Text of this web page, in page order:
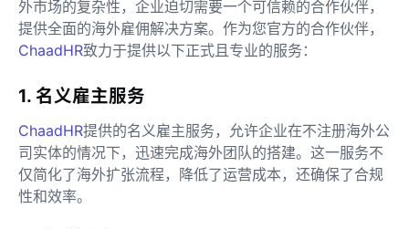
外市场的复杂性，企业迫切需要一个可信赖的合作伙伴，
提供全面的海外雇佣解决方案。作为您官方的合作伙伴，
ChaadHR致力于提供以下正式且专业的服务：
1. 名义雇主服务
ChaadHR提供的名义雇主服务，允许企业在不注册海外公
司实体的情况下，迅速完成海外团队的搭建。这一服务不
仅简化了海外扩张流程，降低了运营成本，还确保了合规
性和效率。